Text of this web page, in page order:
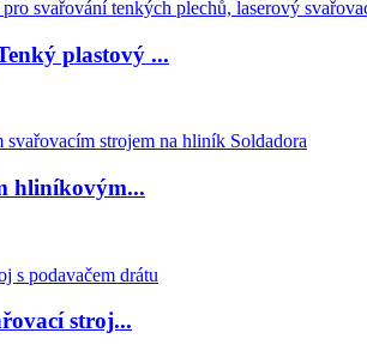
plastový ...
hliníkovým...
stroj...